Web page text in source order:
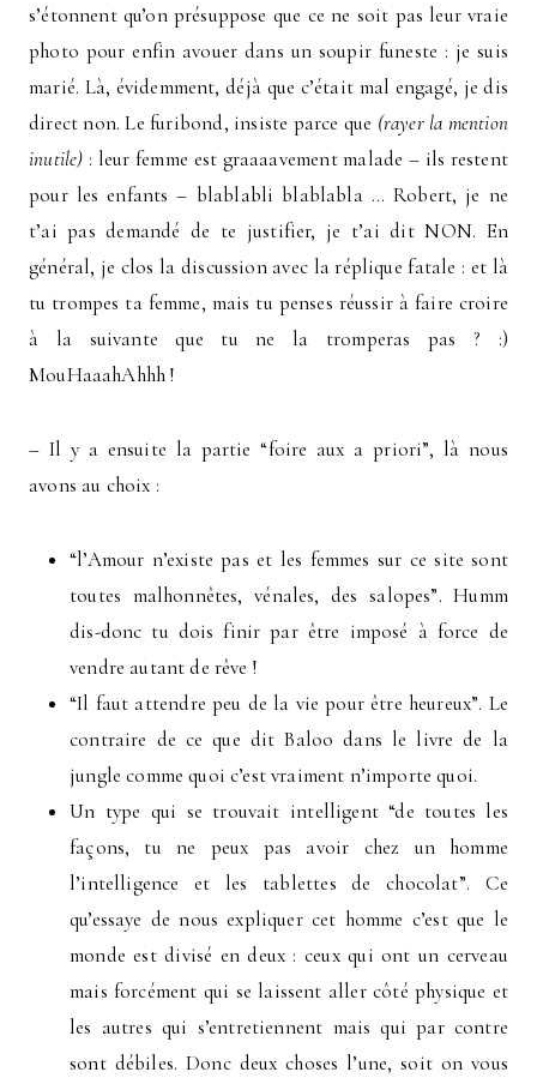
s’étonnent qu’on présuppose que ce ne soit pas leur vraie
photo pour enfin avouer dans un soupir funeste : je suis
marié. Là, évidemment, déjà que c’était mal engagé, je dis
direct non. Le furibond, insiste parce que (rayer la mention
inutile) : leur femme est graaaavement malade – ils restent
pour les enfants – blablabli blablabla … Robert, je ne
t’ai pas demandé de te justifier, je t’ai dit NON. En
général, je clos la discussion avec la réplique fatale : et là
tu trompes ta femme, mais tu penses réussir à faire croire
à la suivante que tu ne la tromperas pas ? :)
MouHaaahAhhh !
– Il y a ensuite la partie “foire aux a priori”, là nous
avons au choix :
“l’Amour n’existe pas et les femmes sur ce site sont
toutes malhonnêtes, vénales, des salopes”. Humm
dis-donc tu dois finir par être imposé à force de
vendre autant de rêve !
“Il faut attendre peu de la vie pour être heureux”. Le
contraire de ce que dit Baloo dans le livre de la
jungle comme quoi c’est vraiment n’importe quoi.
Un type qui se trouvait intelligent “de toutes les
façons, tu ne peux pas avoir chez un homme
l’intelligence et les tablettes de chocolat”. Ce
qu’essaye de nous expliquer cet homme c’est que le
monde est divisé en deux : ceux qui ont un cerveau
mais forcément qui se laissent aller côté physique et
les autres qui s’entretiennent mais qui par contre
sont débiles. Donc deux choses l’une, soit on vous